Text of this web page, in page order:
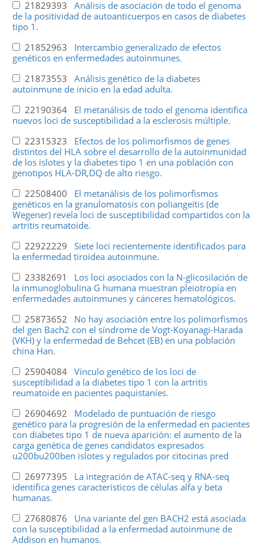
21829393 Análisis de asociación de todo el genoma
de la positividad de autoanticuerpos en casos de diabetes
tipo 1.
21852963 Intercambio generalizado de efectos
genéticos en enfermedades autoinmunes.
21873553 Análisis genético de la diabetes
autoinmune de inicio en la edad adulta.
22190364 El metanálisis de todo el genoma identifica
nuevos loci de susceptibilidad a la esclerosis múltiple.
22315323 Efectos de los polimorfismos de genes
distintos del HLA sobre el desarrollo de la autoinmunidad
de los islotes y la diabetes tipo 1 en una población con
genotipos HLA-DR,DQ de alto riesgo.
22508400 El metanálisis de los polimorfismos
genéticos en la granulomatosis con poliangeítis (de
Wegener) revela loci de susceptibilidad compartidos con la
artritis reumatoide.
22922229 Siete loci recientemente identificados para
la enfermedad tiroidea autoinmune.
23382691 Los loci asociados con la N-glicosilación de
la inmunoglobulina G humana muestran pleiotropía en
enfermedades autoinmunes y cánceres hematológicos.
25873652 No hay asociación entre los polimorfismos
del gen Bach2 con el síndrome de Vogt-Koyanagi-Harada
(VKH) y la enfermedad de Behcet (EB) en una población
china Han.
25904084 Vínculo genético de los loci de
susceptibilidad a la diabetes tipo 1 con la artritis
reumatoide en pacientes paquistaníes.
26904692 Modelado de puntuación de riesgo
genético para la progresión de la enfermedad en pacientes
con diabetes tipo 1 de nueva aparición: el aumento de la
carga genética de genes candidatos expresados
u200bu200ben islotes y regulados por citocinas pred
26977395 La integración de ATAC-seq y RNA-seq
identifica genes característicos de células alfa y beta
humanas.
27680876 Una variante del gen BACH2 está asociada
con la susceptibilidad a la enfermedad autoinmune de
Addison en humanos.